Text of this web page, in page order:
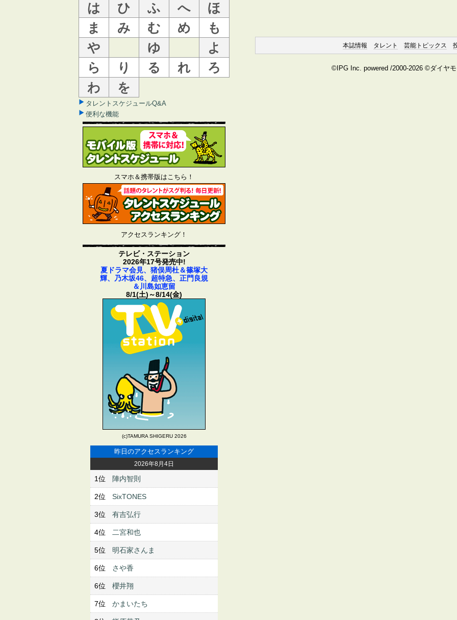
は
ひ ふ へ
ほ
ま
み む め
も
や
ゆ
よ
ら
り る れ
ろ
わ
を
タレントスケジュールQ&A
便利な機能
スマホ＆携帯版はこちら！
アクセスランキング！
テレビ・ステーション
2026年17号発売中!
夏ドラマ会見、猪俣周杜＆篠塚大
輝、乃木坂46、超特急、正門良規
＆川島如恵留
8/1(土)～8/14(金)
(c)TAMURA SHIGERU 2026
昨日のアクセスランキング
2026年8月4日
1位 陣内智則
2位 SixTONES
3位 有吉弘行
4位 二宮和也
5位 明石家さんま
6位 さや香
6位 櫻井翔
7位 かまいたち
本誌情報 タレント 芸能トピックス
©IPG Inc. powered /2000-2026 ©ダイヤ